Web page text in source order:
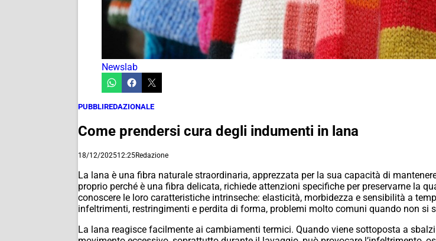
Newslab
PUBBLIREDAZIONALE
Come prendersi cura degli indumenti in lana
18/12/202512:25Redazione
La lana è una fibra naturale straordinaria, apprezzata per la sua capacità di
proprio perché è una fibra delicata, richiede attenzioni specifiche per preservarne la
conoscere le loro caratteristiche intrinseche: elasticità, morbidezza e sensibilità a
infeltrimenti, restringimenti e perdita di forma, problemi molto comuni quando non si
La lana reagisce facilmente ai cambiamenti termici. Quando viene sottoposta a